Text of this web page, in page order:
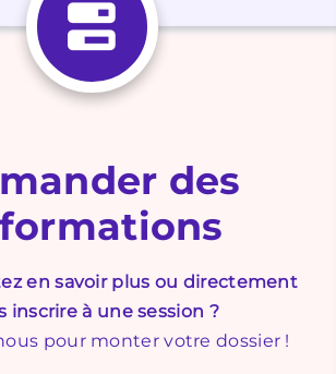
des
en savoir plus ou directement
inscrire à une session ?
pour monter votre dossier !